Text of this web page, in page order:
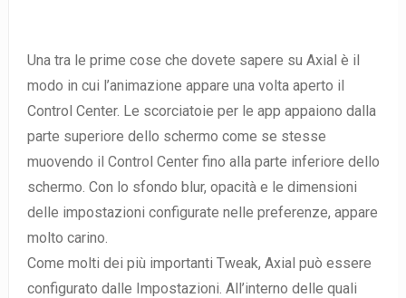
Una tra le prime cose che dovete sapere su Axial è il
modo in cui l’animazione appare una volta aperto il
Control Center. Le scorciatoie per le app appaiono dalla
parte superiore dello schermo come se stesse
muovendo il Control Center fino alla parte inferiore dello
schermo. Con lo sfondo blur, opacità e le dimensioni
delle impostazioni configurate nelle preferenze, appare
molto carino.
Come molti dei più importanti Tweak, Axial può essere
configurato dalle Impostazioni. All’interno delle quali